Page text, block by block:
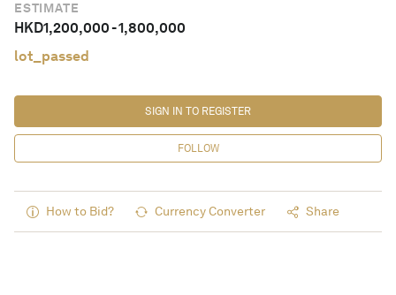
ESTIMATE
HKD1,200,000-1,800,000
lot_passed
FOLLOW
SIGN IN TO REGISTER
How to Bid? Currency Converter Share